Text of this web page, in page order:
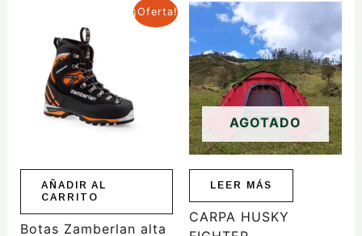
¡Oferta!
AÑADIR AL
CARRITO
Botas Zamberlan alta
original
era:
$500.00.
El
precio
$475.00.
AGOTADO
LEER MÁS
CARPA HUSKY